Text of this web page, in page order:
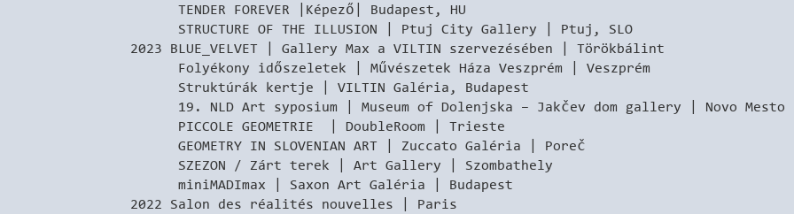
TENDER FOREVER |Képező| Budapest, HU
STRUCTURE OF THE ILLUSION | Ptuj City Gallery | Ptuj, SLO
2023 BLUE_VELVET | Gallery Max a VILTIN szervezésében | Törökbálint
Folyékony időszeletek | Művészetek Háza Veszprém | Veszprém
Struktúrák kertje | VILTIN Galéria, Budapest
19. NLD Art syposium | Museum of Dolenjska – Jakčev dom gallery | Novo Mesto
PICCOLE GEOMETRIE | DoubleRoom | Trieste
GEOMETRY IN SLOVENIAN ART | Zuccato Galéria | Poreč
SZEZON / Zárt terek | Art Gallery | Szombathely
miniMADImax | Saxon Art Galéria | Budapest
2022 Salon des réalités nouvelles | Paris